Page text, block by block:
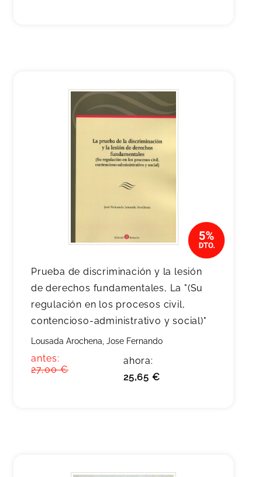
Prueba de discriminación y la lesión
de derechos fundamentales, La "(Su
regulación en los procesos civil,
contencioso-administrativo y social)"
Lousada Arochena, Jose Fernando
antes:
27,00 €
ahora:
25,65 €